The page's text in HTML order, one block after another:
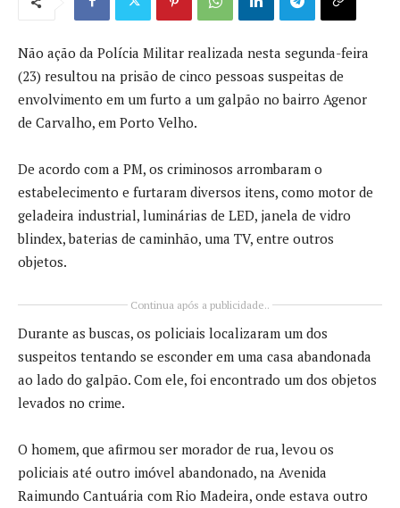
Não ação da Polícia Militar realizada nesta segunda-feira
(23) resultou na prisão de cinco pessoas suspeitas de
envolvimento em um furto a um galpão no bairro Agenor
de Carvalho, em Porto Velho.
De acordo com a PM, os criminosos arrombaram o
estabelecimento e furtaram diversos itens, como motor de
geladeira industrial, luminárias de LED, janela de vidro
blindex, baterias de caminhão, uma TV, entre outros
objetos.
Continua após a publicidade..
Durante as buscas, os policiais localizaram um dos
suspeitos tentando se esconder em uma casa abandonada
ao lado do galpão. Com ele, foi encontrado um dos objetos
levados no crime.
O homem, que afirmou ser morador de rua, levou os
policiais até outro imóvel abandonado, na Avenida
Raimundo Cantuária com Rio Madeira, onde estava outro